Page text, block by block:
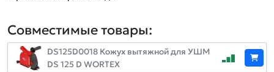
Совместимые товары:
DS125D0018 Кожух вытяжной для УШМ
DS 125 D WORTEX